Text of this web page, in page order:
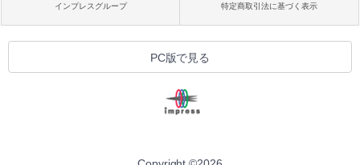
インプレスグループ 特定商取引法に基づく表示
PC版で見る